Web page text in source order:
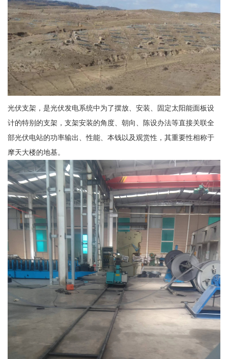
光伏支架，是光伏发电系统中为了摆放、安装、固定太阳能面板设
计的特别的支架，支架安装的角度、朝向、陈设办法等直接关联全
部光伏电站的功率输出、性能、本钱以及观赏性，其重要性相称于
摩天大楼的地基。